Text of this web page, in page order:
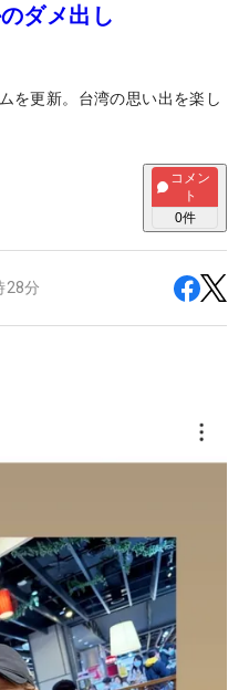
ダメ出し
を更新。台湾の思い出を楽し
コメン
ト
0件
28分